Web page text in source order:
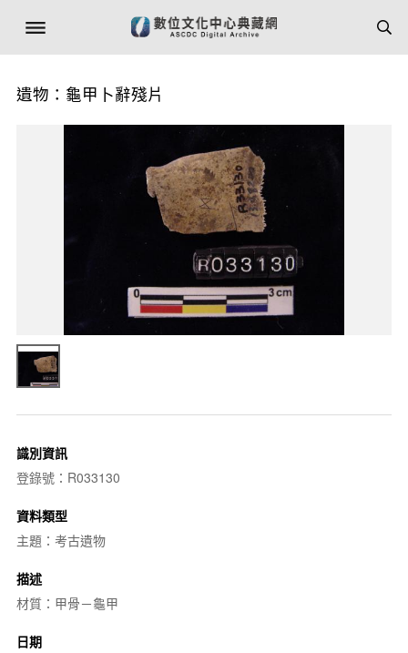
遺物：龜甲卜辭殘片
識別資訊
登錄號：R033130
資料類型
主題：考古遺物
描述
材質：甲骨－龜甲
日期